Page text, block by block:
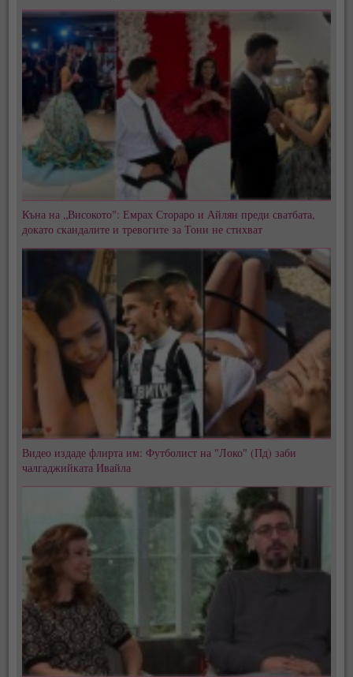
Къна на „Високото": Емрах Стораро и Айлян преди сватбата,
докато скандалите и тревогите за Тони не стихват
Видео издаде флирта им: Футболист на "Локо" (Пд) заби
чалгаджийката Ивайла